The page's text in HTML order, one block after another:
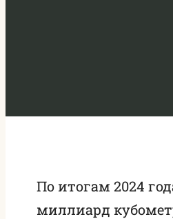
По итогам 2024
миллиард